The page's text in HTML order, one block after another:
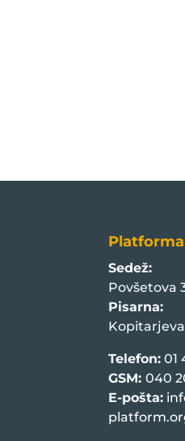
Platforma
Sedež:
Povšetova
Pisarna:
Telefon: 01
GSM:040
E-pošta: